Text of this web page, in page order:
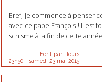
Bref, je commence à penser
avec ce pape François ! Il est
schisme à la fin de cette
Écrit par : louis
23h50- samedi 23 mai 2015